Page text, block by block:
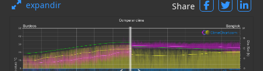
expandir Share